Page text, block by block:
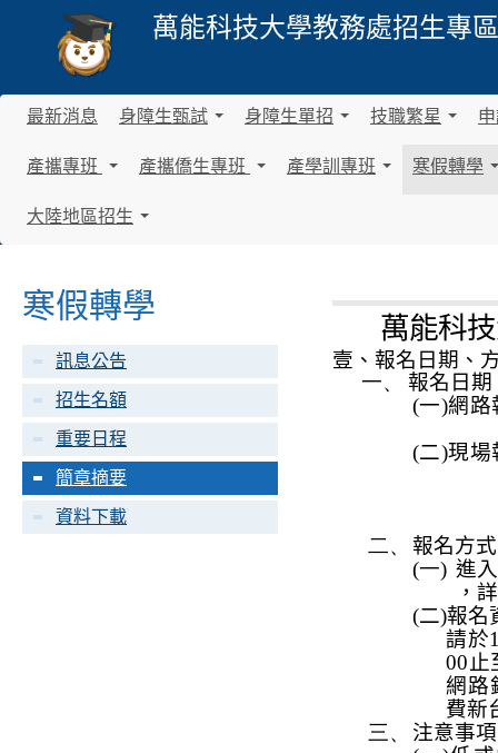
萬能科技大學教務處招生專
最新消息 身障生甄試
.
身障生單招
.
技職繁星
.
產攜專班
.
產攜僑生專班 產學訓專班 寒假轉學
大陸地區招生
寒假轉學
訊息公告
招生名額
重要日程
簡章摘要
資料下載
萬能科
壹、報名日期、
一、
報名日期
(一)網路
(二)現場
二、
報名方
(一) 進
，
(二)報名
請於
00 止
網路
費新
三、
注意事